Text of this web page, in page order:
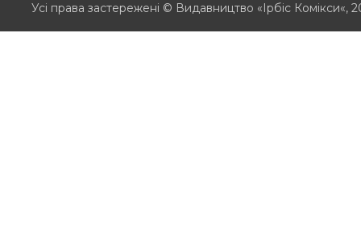
Усі права застережені © Видавництво «Ірбіс Комікси«,